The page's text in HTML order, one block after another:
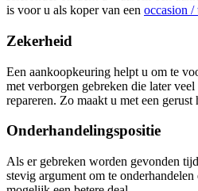
is voor u als koper van een occasion /
Zekerheid
Een aankoopkeuring helpt u om te
met verborgen gebreken die later
repareren. Zo maakt u met een gerust
Onderhandelingspositie
Als er gebreken worden gevonden
stevig argument om te